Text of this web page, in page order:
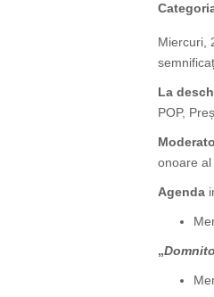
Miercuri,
La
POP,
onoare al
Agenda
„